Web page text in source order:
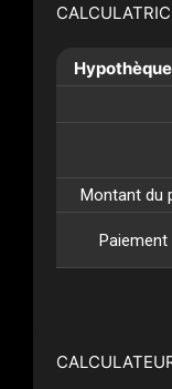
Hypothèque
Montant du